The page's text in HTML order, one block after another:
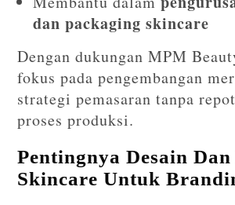
dan packaging skincare
Dengan dukungan MPM
fokus pada pengembangan
strategi pemasaran tanpa
proses produksi.
Pentingnya Desain
Skincare Untuk